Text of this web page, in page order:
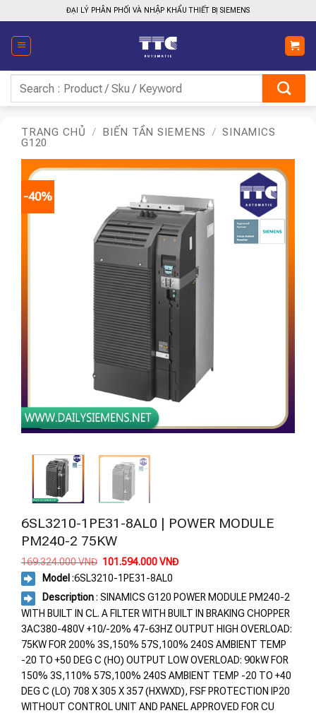
qua
nội
dung
ĐẠI LÝ PHÂN PHỐI VÀ NHẬP KHẨU THIẾT BỊ SIEMENS
kiếm:
TRANG CHỦ / BIẾN TẦN SIEMENS / SINAMICS
G120
-40%
6SL3210-1PE31-8AL0 | POWER MODULE
PM240-2 75KW
169.324.000VNĐ Giá
là:
169.324.000 VNĐ.
101.594.000VNĐGiá
là:
101.594.000 VNĐ.
Model :6SL3210-1PE31-8AL0
Description: SINAMICS G120 POWER MODULE PM240-2
WITH BUILT IN CL. A FILTER WITH BUILT IN BRAKING CHOPPER
3AC380-480V +10/-20% 47-63HZ OUTPUT HIGH OVERLOAD:
75KW FOR 200% 3S,150% 57S,100% 240S AMBIENT TEMP
-20 TO +50 DEG C (HO) OUTPUT LOW OVERLOAD: 90kW FOR
150% 3S,110% 57S,100% 240S AMBIENT TEMP -20 TO +40
DEG C (LO) 708 X 305 X 357 (HXWXD), FSF PROTECTION IP20
WITHOUT CONTROL UNIT AND PANEL APPROVED FOR CU